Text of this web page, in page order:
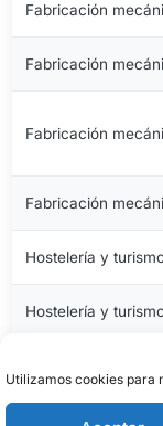
Utilizamos cookies para
Fabricación
Fabricación
Fabricación
Fabricación
Hostelería y
Hostelería y
Imagen personal